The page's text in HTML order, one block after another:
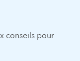
conseils pour